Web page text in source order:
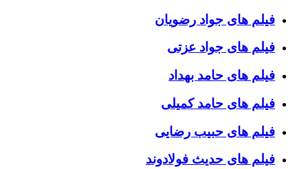
فیلم های جواد رضویان
فیلم های جواد عزتی
فیلم های حامد بهداد
فیلم های حامد کمیلی
فیلم های حبیب رضایی
فیلم های حدیث فولادوند